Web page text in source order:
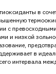
в
с
и низкой
в
интервала